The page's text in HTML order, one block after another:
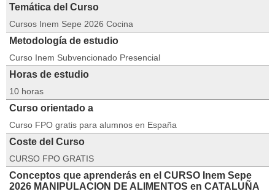
Temática del Curso
Cursos Inem Sepe 2026 Cocina
Metodología de estudio
Curso Inem Subvencionado Presencial
Horas de estudio
10 horas
Curso orientado a
Curso FPO gratis para alumnos en España
Coste del Curso
CURSO FPO GRATIS
Conceptos que aprenderás en el CURSO Inem Sepe
2026 MANIPULACION DE ALIMENTOS en CATALUÑA